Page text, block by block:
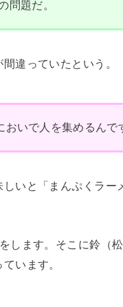
問題だ。
違っていたという。
いで人を集めるんで
いと「まんぷくラー
します。そこに鈴（
います。